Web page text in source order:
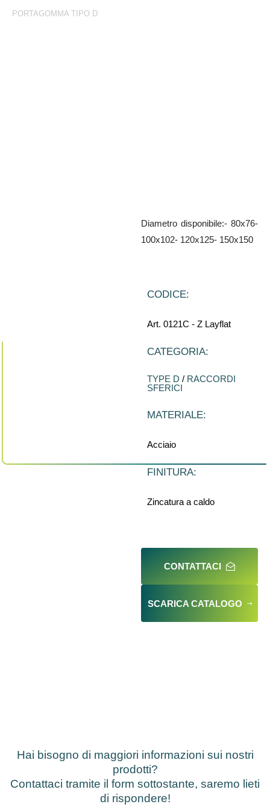
PORTAGOMMA TIPO D
Diametro disponibile:- 80x76-
100x102- 120x125- 150x150
CODICE:
Art. 0121C - Z Layflat
CATEGORIA:
TYPE D / RACCORDI
SFERICI
MATERIALE:
Acciaio
FINITURA:
Zincatura a caldo
CONTATTACI
SCARICA CATALOGO
Hai bisogno di maggiori informazioni sui nostri
prodotti?
Contattaci tramite il form sottostante, saremo lieti
di rispondere!